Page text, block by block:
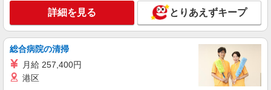
械OP
時給：1,350円〜 月収例：224,000円（時給
×7.75H実働×21日稼働＋各種手当）
大阪府八尾市 勤務詳細：八尾市 通勤方法：自
転車/バス/電車/バイク 最寄り駅：八尾南駅から自
転車6分・バイク7分
詳細を見る
詳細を見る とりあえずキープ
総合病院の清掃
月給 257,400円
港区